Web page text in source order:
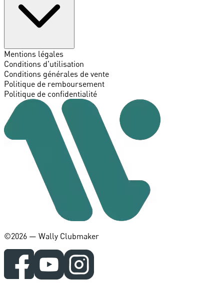
Mentions légales
Conditions d'utilisation
Conditions générales de vente
Politique de remboursement
Politique de confidentialité
©️2026 — Wally Clubmaker